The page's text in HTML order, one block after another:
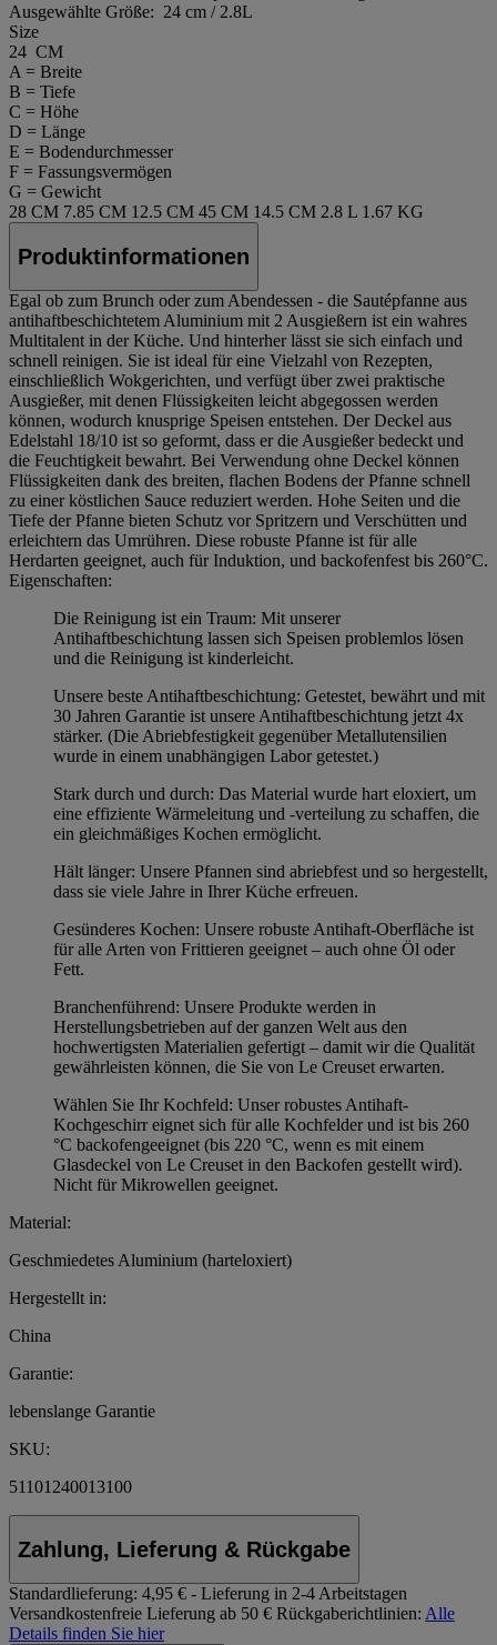
Ausgewählte Größe: 24 cm / 2.8L
Size
24 CM
A = Breite
B = Tiefe
C = Höhe
D = Länge
E = Bodendurchmesser
F = Fassungsvermögen
G = Gewicht
28 CM 7.85 CM 12.5 CM 45 CM 14.5 CM 2.8 L 1.67 KG
Produktinformationen
Egal ob zum Brunch oder zum Abendessen - die Sautépfanne aus
antihaftbeschichtetem Aluminium mit 2 Ausgießern ist ein wahres
Multitalent in der Küche. Und hinterher lässt sie sich einfach und
schnell reinigen. Sie ist ideal für eine Vielzahl von Rezepten,
einschließlich Wokgerichten, und verfügt über zwei praktische
Ausgießer, mit denen Flüssigkeiten leicht abgegossen werden
können, wodurch knusprige Speisen entstehen. Der Deckel aus
Edelstahl 18/10 ist so geformt, dass er die Ausgießer bedeckt und
die Feuchtigkeit bewahrt. Bei Verwendung ohne Deckel können
Flüssigkeiten dank des breiten, flachen Bodens der Pfanne schnell
zu einer köstlichen Sauce reduziert werden. Hohe Seiten und die
Tiefe der Pfanne bieten Schutz vor Spritzern und Verschütten und
erleichtern das Umrühren. Diese robuste Pfanne ist für alle
Herdarten geeignet, auch für Induktion, und backofenfest bis 260°C.
Eigenschaften:
Die Reinigung ist ein Traum: Mit unserer
Antihaftbeschichtung lassen sich Speisen problemlos lösen
und die Reinigung ist kinderleicht.
Unsere beste Antihaftbeschichtung: Getestet, bewährt und mit
30 Jahren Garantie ist unsere Antihaftbeschichtung jetzt 4x
stärker. (Die Abriebfestigkeit gegenüber Metallutensilien
wurde in einem unabhängigen Labor getestet.)
Stark durch und durch: Das Material wurde hart eloxiert, um
eine effiziente Wärmeleitung und -verteilung zu schaffen, die
ein gleichmäßiges Kochen ermöglicht.
Hält länger: Unsere Pfannen sind abriebfest und so hergestellt,
dass sie viele Jahre in Ihrer Küche erfreuen.
Gesünderes Kochen: Unsere robuste Antihaft-Oberfläche ist
für alle Arten von Frittieren geeignet – auch ohne Öl oder
Fett.
Branchenführend: Unsere Produkte werden in
Herstellungsbetrieben auf der ganzen Welt aus den
hochwertigsten Materialien gefertigt – damit wir die Qualität
gewährleisten können, die Sie von Le Creuset erwarten.
Wählen Sie Ihr Kochfeld: Unser robustes Antihaft-
Kochgeschirr eignet sich für alle Kochfelder und ist bis 260
°C backofengeeignet (bis 220 °C, wenn es mit einem
Glasdeckel von Le Creuset in den Backofen gestellt wird).
Nicht für Mikrowellen geeignet.
Material:
Geschmiedetes Aluminium (harteloxiert)
Hergestellt in:
China
Garantie:
lebenslange Garantie
SKU:
51101240013100
Zahlung, Lieferung & Rückgabe
Standardlieferung: 4,95 € - Lieferung in 2-4 Arbeitstagen
Versandkostenfreie Lieferung ab 50 € Rückgaberichtlinien: Alle
Details finden Sie hier